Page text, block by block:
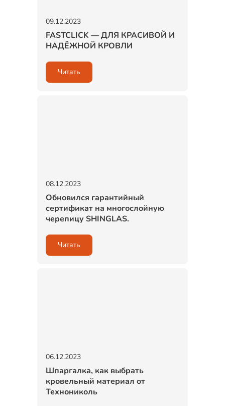
09.12.2023
FASTCLICK — ДЛЯ КРАСИВОЙ И
НАДЁЖНОЙ КРОВЛИ
Читать
08.12.2023
Обновился гарантийный
сертификат на многослойную
черепицу SHINGLAS.
Читать
06.12.2023
Шпаргалка, как выбрать
кровельный материал от
Технониколь